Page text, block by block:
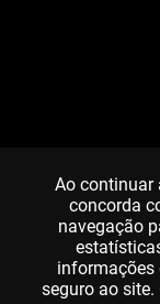
Ao continuar
concorda
navegação
informações
seguro ao